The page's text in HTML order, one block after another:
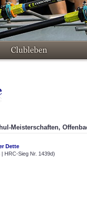
Meisterschaften,
Dette
| HRC-Sieg Nr. 1439d)